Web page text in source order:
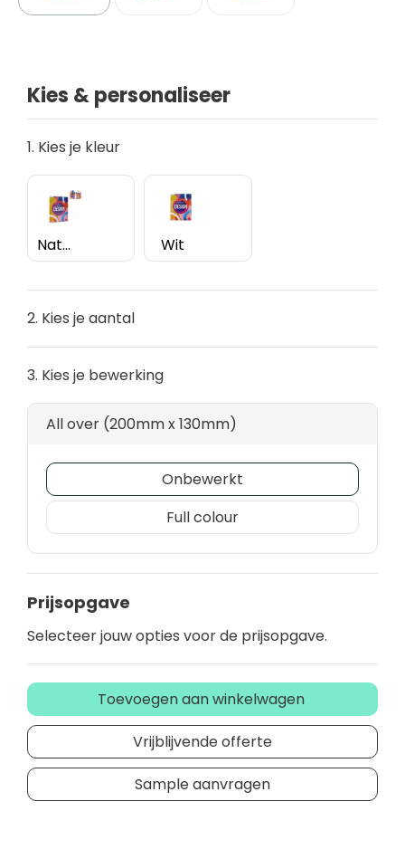
Kies & personaliseer
1. Kies je kleur
Natuur Wit
2. Kies je aantal
3. Kies je bewerking
All over (200mm x 130mm)
Onbewerkt
Full colour
Prijsopgave
Selecteer jouw opties voor de prijsopgave.
Toevoegen aan winkelwagen
Vrijblijvende offerte
Sample aanvragen